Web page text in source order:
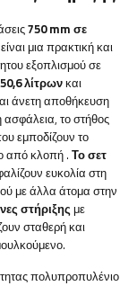
750 mm σε
είναι μια πρακτική και
εξοπλισμού σε
λίτρωνκαι
άνετη αποθήκευση
ασφάλεια, το στήθος
εμποδίζουν το
από κλοπή . Το σετ
ευκολία στη
με άλλα άτομα στην
στήριξηςμε
σταθερή και
πολυπροπυλένιο